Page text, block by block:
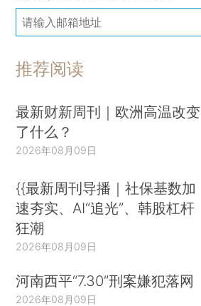
推荐阅读
最新财新周刊｜欧洲高温改变
了什么？
2026年08月09日
{{最新周刊导播｜社保基数加
速夯实、AI“追光”、韩股杠杆
狂潮
2026年08月09日
河南西平“7.30”刑案嫌犯落网
2026年08月09日